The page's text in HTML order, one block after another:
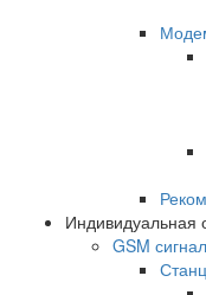
Индивидуальная
GSM